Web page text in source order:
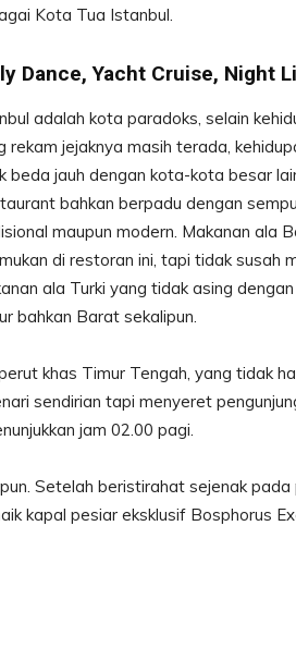
Kota Tua Istanbul.
Dance, Yacht Cruise, Night
adalah kota paradoks, selain
rekam jejaknya masih terada,
beda jauh dengan kota-kota besar
bahkan berpadu dengan
maupun modern. Makanan ala
di restoran ini, tapi tidak susah
ala Turki yang tidak asing
bahkan Barat sekalipun.
khas Timur Tengah, yang tidak
sendirian tapi menyeret
jam 02.00 pagi.
Setelah beristirahat sejenak pada
kapal pesiar eksklusif Bosphorus